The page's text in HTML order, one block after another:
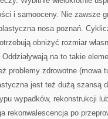
i samooceny. Nie zawsze
nosa poznań.
obniżyć rozmiar
na to takie
problemy zdrowotne (mowa
jest też dużą szansą
wypadków, rekonstrukcji
rekonwalescencja po